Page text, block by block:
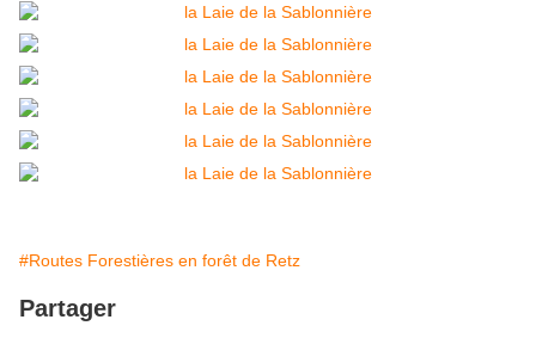
#Routes Forestières en forêt de Retz
Partager